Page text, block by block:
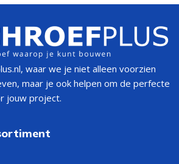
waar we je niet alleen voorzien
maar je ook helpen om de perfecte
jouw project.